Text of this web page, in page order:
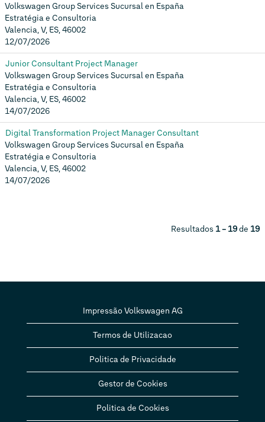
Volkswagen Group Services Sucursal en España
Estratégia e Consultoria
Valencia, V, ES, 46002
12/07/2026
Junior Consultant Project Manager
Volkswagen Group Services Sucursal en España
Estratégia e Consultoria
Valencia, V, ES, 46002
14/07/2026
Digital Transformation Project Manager Consultant
Volkswagen Group Services Sucursal en España
Estratégia e Consultoria
Valencia, V, ES, 46002
14/07/2026
Resultados 1 – 19de 19
Impressão Volkswagen AG
Termos de Utilizacao
Politica de Privacidade
Gestor de Cookies
Politica de Cookies